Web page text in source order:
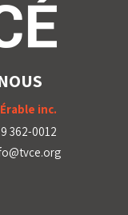
inc.
362-0012